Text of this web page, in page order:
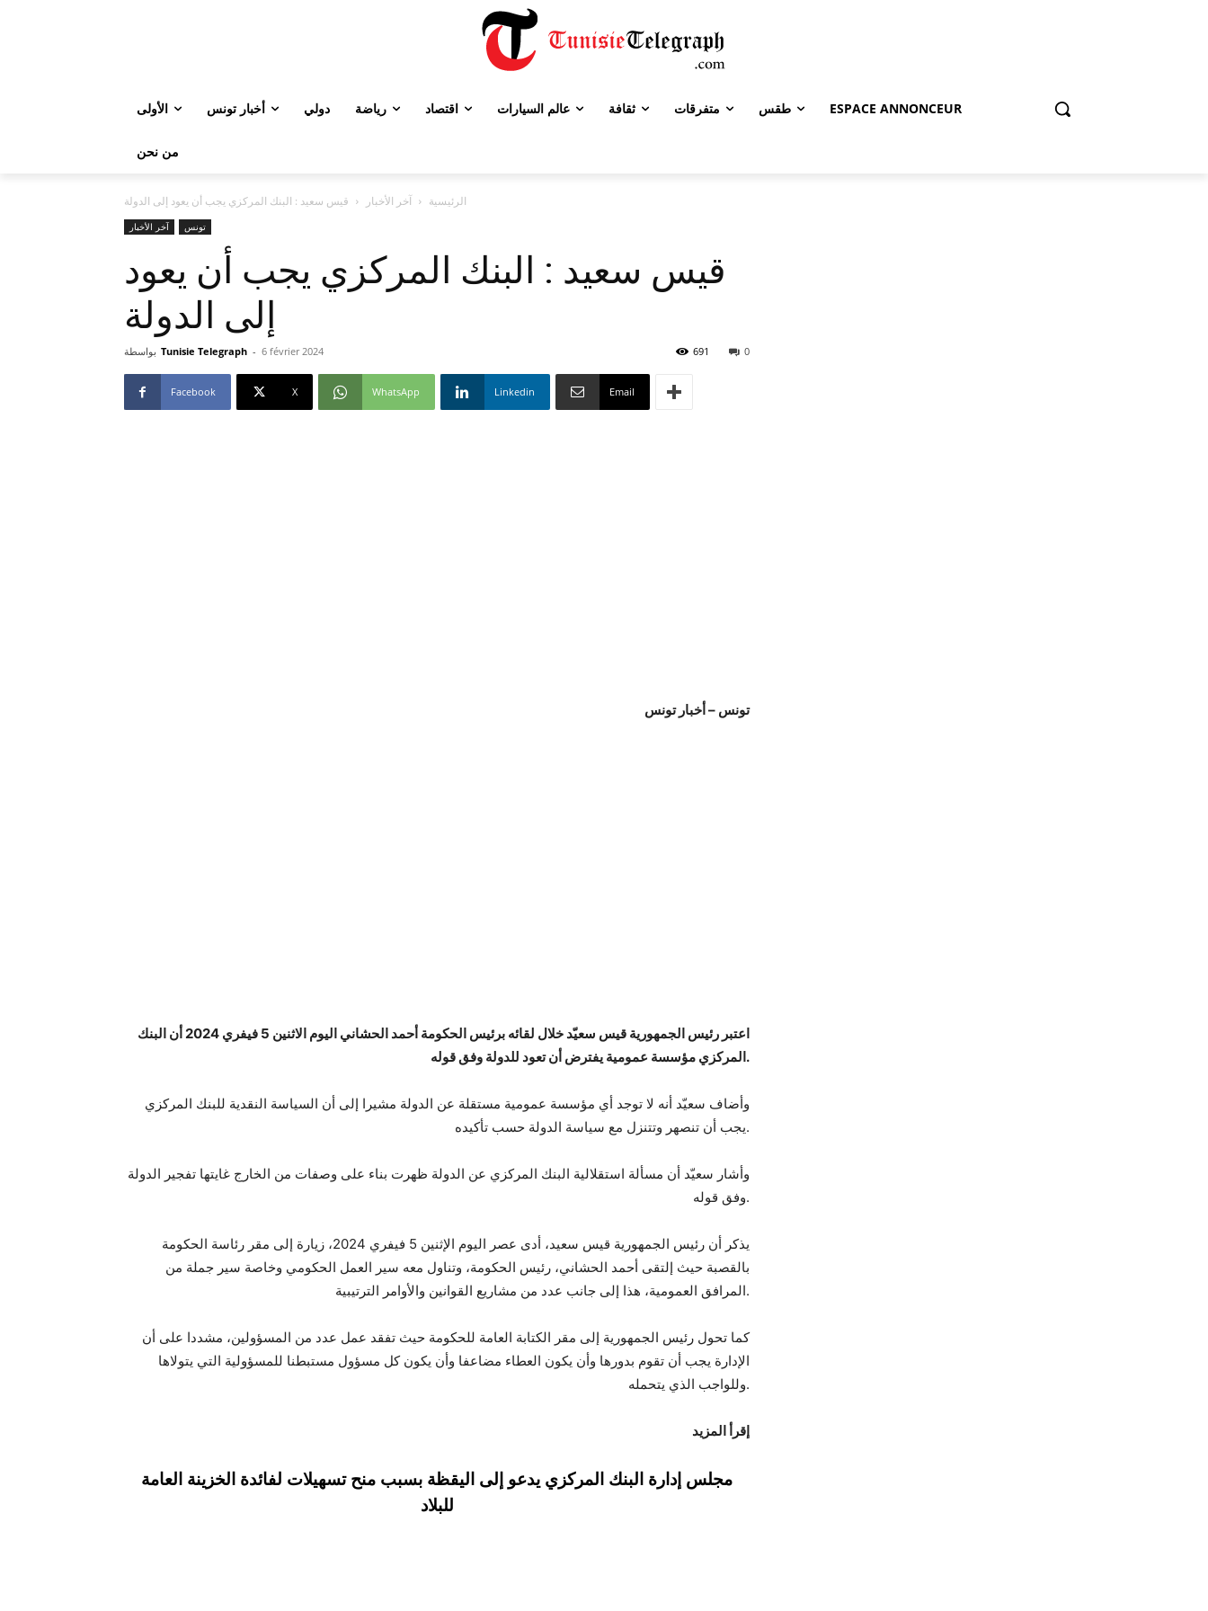
الأولى أخبار تونس دولي رياضة اقتصاد عالم السيارات ثقافة متفرقات طقس ESPACE ANNONCEUR
من نحن
الرئيسية آخر الأخبار قيس سعيد : البنك المركزي يجب أن يعود إلى الدولة
آخر الأخبار تونس
قيس سعيد : البنك المركزي يجب أن يعود
إلى الدولة
بواسطة Tunisie Telegraph - 6 février 2024 0
691
Facebook X WhatsApp Linkedin Email
تونس – أخبار تونس
اعتبر رئيس الجمهورية قيس سعيّد خلال لقائه برئيس الحكومة أحمد الحشاني اليوم الاثنين 5 فيفري 2024 أن البنك
المركزي مؤسسة عمومية يفترض أن تعود للدولة وفق قوله.
وأضاف سعيّد أنه لا توجد أي مؤسسة عمومية مستقلة عن الدولة مشيرا إلى أن السياسة النقدية للبنك المركزي
يجب أن تنصهر وتتنزل مع سياسة الدولة حسب تأكيده.
وأشار سعيّد أن مسألة استقلالية البنك المركزي عن الدولة ظهرت بناء على وصفات من الخارج غايتها تفجير الدولة
وفق قوله.
يذكر أن رئيس الجمهورية قيس سعيد، أدى عصر اليوم الإثنين 5 فيفري 2024، زيارة إلى مقر رئاسة الحكومة
بالقصبة حيث إلتقى أحمد الحشاني، رئيس الحكومة، وتناول معه سير العمل الحكومي وخاصة سير جملة من
المرافق العمومية، هذا إلى جانب عدد من مشاريع القوانين والأوامر الترتيبية.
كما تحول رئيس الجمهورية إلى مقر الكتابة العامة للحكومة حيث تفقد عمل عدد من المسؤولين، مشددا على أن
الإدارة يجب أن تقوم بدورها وأن يكون العطاء مضاعفا وأن يكون كل مسؤول مستبطنا للمسؤولية التي يتولاها
وللواجب الذي يتحمله.
إقرأ المزيد
مجلس إدارة البنك المركزي يدعو إلى اليقظة بسبب منح تسهيلات لفائدة الخزينة العامة
للبلاد